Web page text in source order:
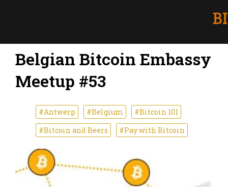
Belgian Bitcoin Embassy
Meetup #53
#Antwerp #Belgium
#Bitcoin 101
#Bitcoin and Beers
#Pay with Bitcoin